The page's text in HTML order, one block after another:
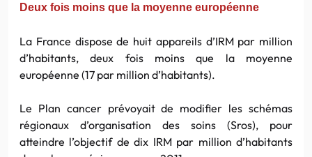
Deux fois moins que la moyenne européenne
La France dispose de huit appareils d’IRM par million
d’habitants, deux fois moins que la moyenne
européenne (17 par million d’habitants).
Le Plan cancer prévoyait de modifier les schémas
régionaux d’organisation des soins (Sros), pour
atteindre l’objectif de dix IRM par million d’habitants